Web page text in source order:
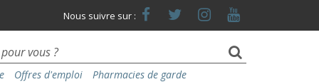
Nous suivre sur :
Lien
vers
Facebook
Lien
vers
Twitter
Lien
vers
compte
vers
Offres d'emploi Pharmacies de garde